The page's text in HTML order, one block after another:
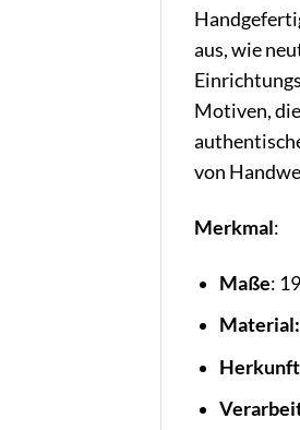
aus, wie
Motiven,
von
Merkmal:
Maße:
Material: